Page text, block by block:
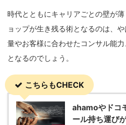
時代とともにキャリアごとの壁が
ョップが生き残る術となるのは、
量やお客様に合わせたコンサル能
となるのでしょう。
こちらもCHECK
ahamoやドコ
ール持ち運び